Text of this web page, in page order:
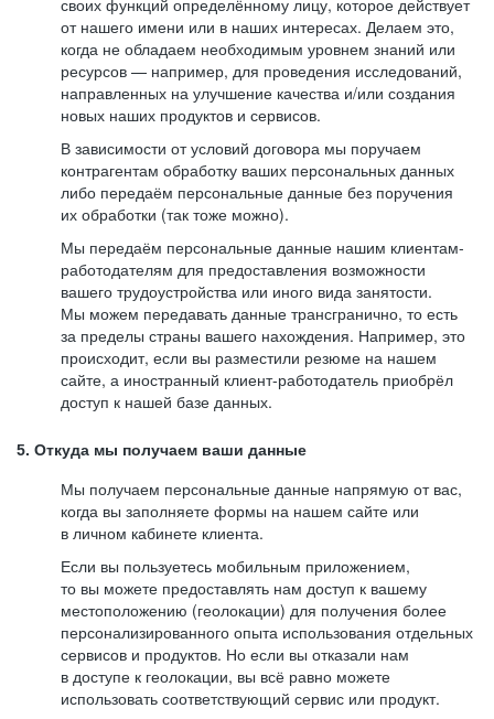
своих функций определённому лицу, которое действует
от нашего имени или в наших интересах. Делаем это,
когда не обладаем необходимым уровнем знаний или
ресурсов — например, для проведения исследований,
направленных на улучшение качества и/или создания
новых наших продуктов и сервисов.
В зависимости от условий договора мы поручаем
контрагентам обработку ваших персональных данных
либо передаём персональные данные без поручения
их обработки (так тоже можно).
Мы передаём персональные данные нашим клиентам-
работодателям для предоставления возможности
вашего трудоустройства или иного вида занятости.
Мы можем передавать данные трансгранично, то есть
за пределы страны вашего нахождения. Например, это
происходит, если вы разместили резюме на нашем
сайте, а иностранный клиент-работодатель приобрёл
доступ к нашей базе данных.
5. Откуда мы получаем ваши данные
Мы получаем персональные данные напрямую от вас,
когда вы заполняете формы на нашем сайте или
в личном кабинете клиента.
Если вы пользуетесь мобильным приложением,
то вы можете предоставлять нам доступ к вашему
местоположению (геолокации) для получения более
персонализированного опыта использования отдельных
сервисов и продуктов. Но если вы отказали нам
в доступе к геолокации, вы всё равно можете
использовать соответствующий сервис или продукт.